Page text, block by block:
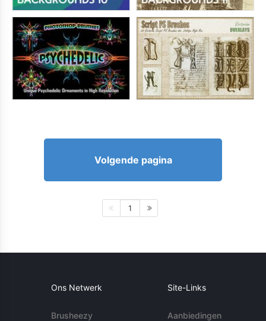
Volgende pagina
1
Ons Netwerk
Brusheezy
Site-Links
Aanbiedingen